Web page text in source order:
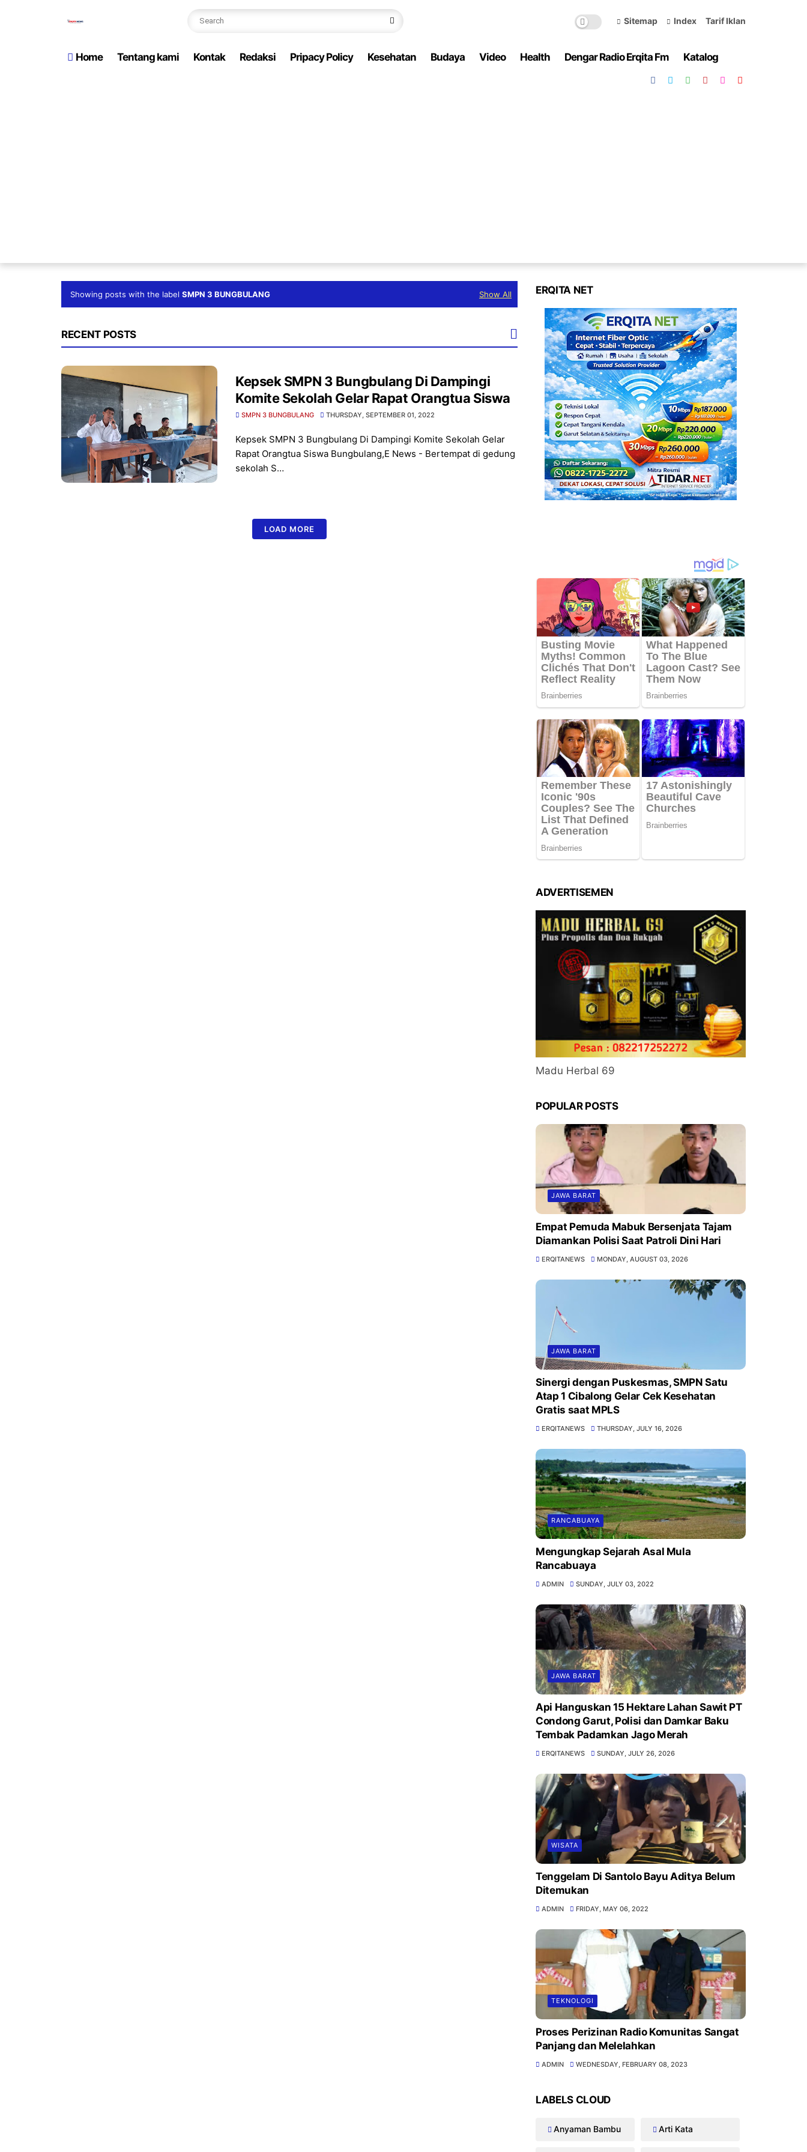
Sitemap Index Tarif Iklan
Home Tentang kami Kontak Redaksi Pripacy Policy Kesehatan Budaya Video Health Dengar Radio Erqita Fm Katalog
Showing posts with the label SMPN 3 BUNGBULANG Show All
RECENT POSTS
Kepsek SMPN 3 Bungbulang Di Dampingi
Komite Sekolah Gelar Rapat Orangtua Siswa
SMPN 3 BUNGBULANG THURSDAY, SEPTEMBER 01, 2022
Kepsek SMPN 3 Bungbulang Di Dampingi Komite Sekolah Gelar
Rapat Orangtua Siswa Bungbulang,E News - Bertempat di gedung
sekolah S…
LOAD MORE
ERQITA NET
ADVERTISEMEN
Madu Herbal 69
POPULAR POSTS
JAWA BARAT
Empat Pemuda Mabuk Bersenjata Tajam
Diamankan Polisi Saat Patroli Dini Hari
ERQITANEWS MONDAY, AUGUST 03, 2026
JAWA BARAT
Sinergi dengan Puskesmas, SMPN Satu
Atap 1 Cibalong Gelar Cek Kesehatan
Gratis saat MPLS
ERQITANEWS THURSDAY, JULY 16, 2026
RANCABUAYA
Mengungkap Sejarah Asal Mula
Rancabuaya
ADMIN SUNDAY, JULY 03, 2022
JAWA BARAT
Api Hanguskan 15 Hektare Lahan Sawit PT
Condong Garut, Polisi dan Damkar Baku
Tembak Padamkan Jago Merah
ERQITANEWS SUNDAY, JULY 26, 2026
WISATA
Tenggelam Di Santolo Bayu Aditya Belum
Ditemukan
ADMIN FRIDAY, MAY 06, 2022
TEKNOLOGI
Proses Perizinan Radio Komunitas Sangat
Panjang dan Melelahkan
ADMIN WEDNESDAY, FEBRUARY 08, 2023
LABELS CLOUD
Anyaman Bambu Arti Kata